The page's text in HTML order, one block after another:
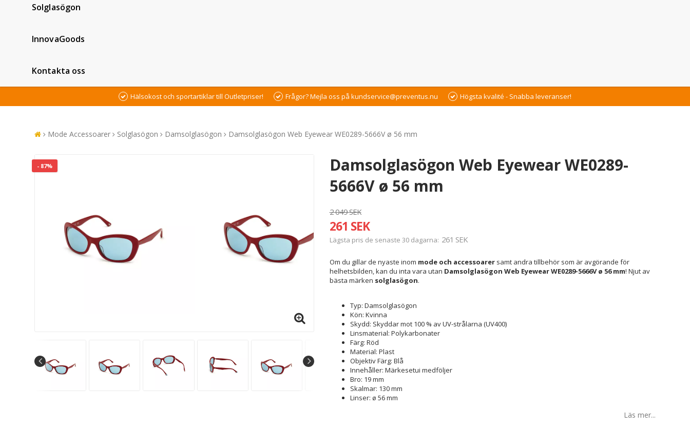
Solglasögon
InnovaGoods
Kontakta oss
Hälsokost och sportartiklar till Outletpriser! Frågor? Mejla oss på kundservice@preventus.nu Högsta kvalité - Snabba leveranser!
Mode Accessoarer Solglasögon Damsolglasögon Damsolglasögon Web Eyewear WE0289-5666V ø 56 mm
- 87%
Damsolglasögon Web Eyewear WE0289-
5666V ø 56 mm
2 049 SEK
261 SEK
Lägsta pris de senaste 30 dagarna 261 SEK
Om du gillar de nyaste inom mode och accessoarersamt andra tillbehör som är avgörande för
helhetsbilden, kan du inta vara utan Damsolglasögon Web Eyewear WE0289-5666V ø 56 mm! Njut av
bästa märken solglasögon.
Typ: Damsolglasögon
Kön: Kvinna
Skydd: Skyddar mot 100 % av UV-strålarna (UV400)
Linsmaterial: Polykarbonater
Färg: Röd
Material: Plast
Objektiv Färg: Blå
Innehåller: Märkesetui medföljer
Bro: 19 mm
Skalmar: 130 mm
Linser: ø 56 mm
Läs mer...